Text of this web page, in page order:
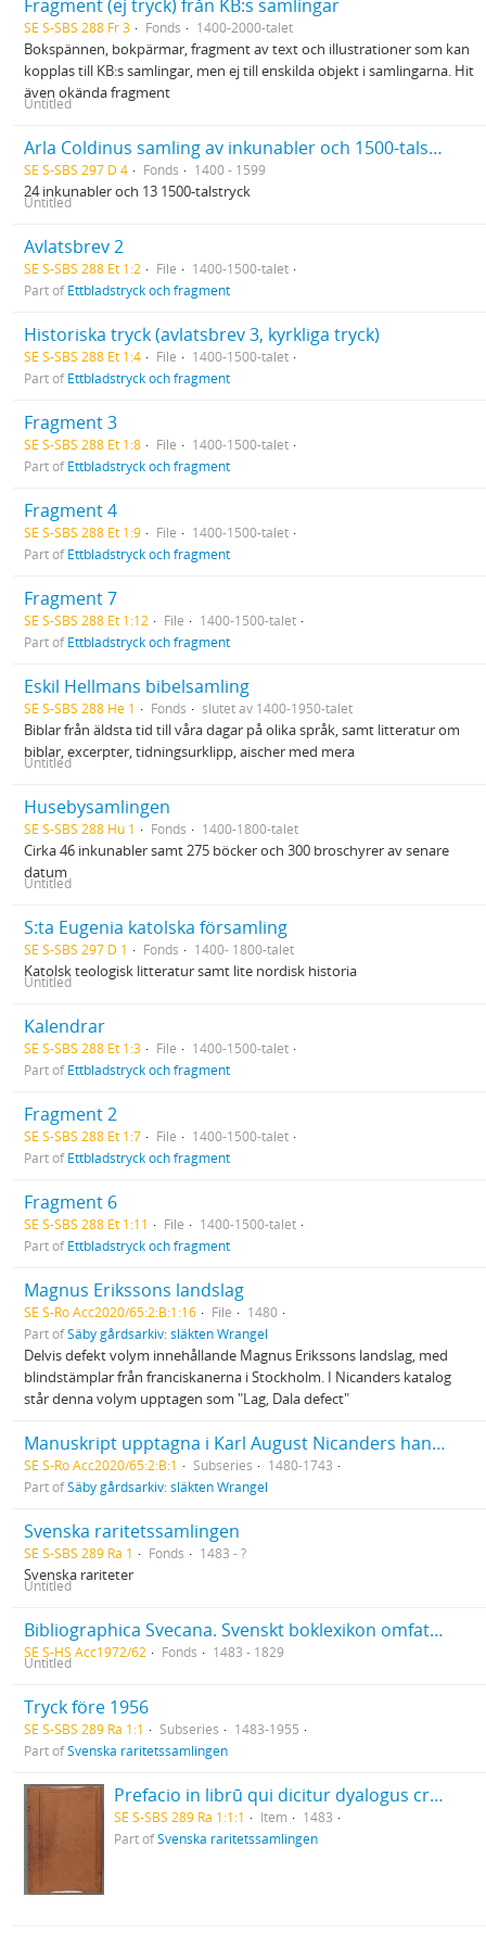
Fragment (ej tryck) från KB:s samlingar
SE S-SBS 288 Fr 3 Fonds 1400-2000-talet
Bokspännen, bokpärmar, fragment av text och illustrationer som kan
kopplas till KB:s samlingar, men ej till enskilda objekt i samlingarna. Hit
även okända fragment
Untitled
Arla Coldinus samling av inkunabler och 1500-talstryck
SE S-SBS 297 D 4 Fonds 1400 - 1599
24 inkunabler och 13 1500-talstryck
Untitled
Avlatsbrev 2
SE S-SBS 288 Et 1:2 File
1400-1500-talet
Part ofEttbladstryck och fragment
Historiska tryck (avlatsbrev 3, kyrkliga tryck)
SE S-SBS 288 Et 1:4 File
1400-1500-talet
Part ofEttbladstryck och fragment
Fragment 3
SE S-SBS 288 Et 1:8 File
1400-1500-talet
Part ofEttbladstryck och fragment
Fragment 4
SE S-SBS 288 Et 1:9 File
1400-1500-talet
Part ofEttbladstryck och fragment
Fragment 7
SE S-SBS 288 Et 1:12 File
1400-1500-talet
Part ofEttbladstryck och fragment
Eskil Hellmans bibelsamling
SE S-SBS 288 He 1 Fonds slutet av 1400-1950-talet
Biblar från äldsta tid till våra dagar på olika språk, samt litteratur om
biblar, excerpter, tidningsurklipp, aischer med mera
Untitled
Husebysamlingen
SE S-SBS 288 Hu 1 Fonds 1400-1800-talet
Cirka 46 inkunabler samt 275 böcker och 300 broschyrer av senare
datum
Untitled
S:ta Eugenia katolska församling
SE S-SBS 297 D 1 Fonds 1400- 1800-talet
Katolsk teologisk litteratur samt lite nordisk historia
Untitled
Kalendrar
SE S-SBS 288 Et 1:3 File
1400-1500-talet
Part ofEttbladstryck och fragment
Fragment 2
SE S-SBS 288 Et 1:7 File
1400-1500-talet
Part ofEttbladstryck och fragment
Fragment 6
SE S-SBS 288 Et 1:11 File
1400-1500-talet
Part ofEttbladstryck och fragment
Magnus Erikssons landslag
SE S-Ro Acc2020/65:2:B:1:16 File
1480
Part ofSäby gårdsarkiv: släkten Wrangel
Delvis defekt volym innehållande Magnus Erikssons landslag, med
blindstämplar från franciskanerna i Stockholm. I Nicanders katalog
står denna volym upptagen som "Lag, Dala defect"
Manuskript upptagna i Karl August Nicanders handskrivna katalog
SE S-Ro Acc2020/65:2:B:1 Subseries
1480-1743
Part ofSäby gårdsarkiv: släkten Wrangel
Svenska raritetssamlingen
SE S-SBS 289 Ra 1 Fonds 1483 - ?
Svenska rariteter
Untitled
Bibliographica Svecana. Svenskt boklexikon omfattande tiden från boktryckarkonstens uppkomst till och med 1829. Ca 25.000 kataloglappar med uppgifter hämtade ur Collijn, Bygdén och andra bibliografiska verk, även med antikvariatskataloger
SE S-HS Acc1972/62 Fonds 1483 - 1829
Untitled
Tryck före 1956
SE S-SBS 289 Ra 1:1 Subseries
1483-1955
Part ofSvenska raritetssamlingen
Prefacio in librū qui dicitur dyalogus creaturar[um] moralizatus omni materie morali iocundo et edificatiuo modo applicabilis. - 1483
SE S-SBS 289 Ra 1:1:1 Item
1483
Part ofSvenska raritetssamlingen